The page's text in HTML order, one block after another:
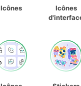
Icônes
Icônes